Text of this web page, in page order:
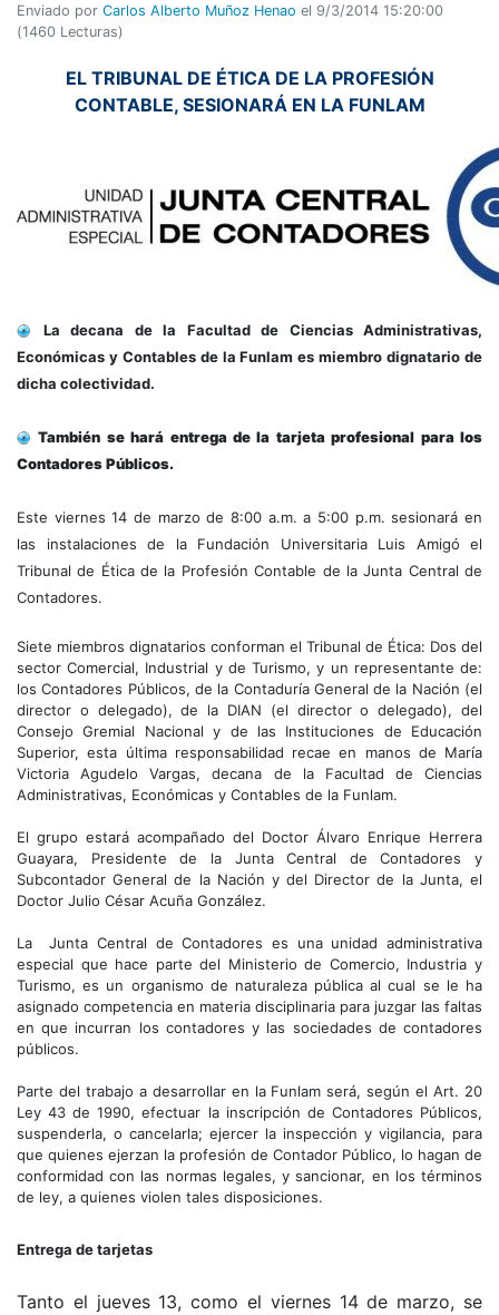
Enviado por Carlos Alberto Muñoz Henao el 9/3/2014 15:20:00
(1460 Lecturas)
EL TRIBUNAL DE ÉTICA DE LA PROFESIÓN
CONTABLE, SESIONARÁ EN LA FUNLAM
La decana de la Facultad de Ciencias Administrativas,
Económicas y Contables de la Funlam es miembro dignatario de
dicha colectividad.
También se hará entrega de la tarjeta profesional para los
Contadores Públicos.
Este viernes 14 de marzo de 8:00 a.m. a 5:00 p.m. sesionará en
las instalaciones de la Fundación Universitaria Luis Amigó el
Tribunal de Ética de la Profesión Contable de la Junta Central de
Contadores.
Siete miembros dignatarios conforman el Tribunal de Ética: Dos del
sector Comercial, Industrial y de Turismo, y un representante de:
los Contadores Públicos, de la Contaduría General de la Nación (el
director o delegado), de la DIAN (el director o delegado), del
Consejo Gremial Nacional y de las Instituciones de Educación
Superior, esta última responsabilidad recae en manos de María
Victoria Agudelo Vargas, decana de la Facultad de Ciencias
Administrativas, Económicas y Contables de la Funlam.
El grupo estará acompañado del Doctor Álvaro Enrique Herrera
Guayara, Presidente de la Junta Central de Contadores y
Subcontador General de la Nación y del Director de la Junta, el
Doctor Julio César Acuña González.
La Junta Central de Contadores es una unidad administrativa
especial que hace parte del Ministerio de Comercio, Industria y
Turismo, es un organismo de naturaleza pública al cual se le ha
asignado competencia en materia disciplinaria para juzgar las faltas
en que incurran los contadores y las sociedades de contadores
públicos.
Parte del trabajo a desarrollar en la Funlam será, según el Art. 20
Ley 43 de 1990, efectuar la inscripción de Contadores Públicos,
suspenderla, o cancelarla; ejercer la inspección y vigilancia, para
que quienes ejerzan la profesión de Contador Público, lo hagan de
conformidad con las normas legales, y sancionar, en los términos
de ley, a quienes violen tales disposiciones.
Entrega de tarjetas
Tanto el jueves 13, como el viernes 14 de marzo, se